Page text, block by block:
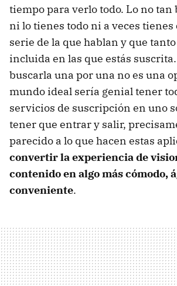
tiempo para verlo todo. Lo no tan
ni lo tienes todo ni a veces tienes
serie de la que hablan y que
incluida en las que estás
buscarla una por una no es una
mundo ideal sería genial tener
servicios de suscripción en uno
tener que entrar y salir,
parecido a lo que hacen estas
convertir la experiencia de
contenido en algo más cómodo,
conveniente.